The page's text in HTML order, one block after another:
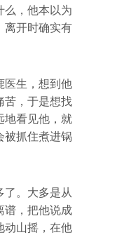
么，他本以为
离开时确实有
医生，想到他
苦，于是想找
地看见他，就
被抓住煮进锅
了。大多是从
谱，把他说成
动山摇，在他